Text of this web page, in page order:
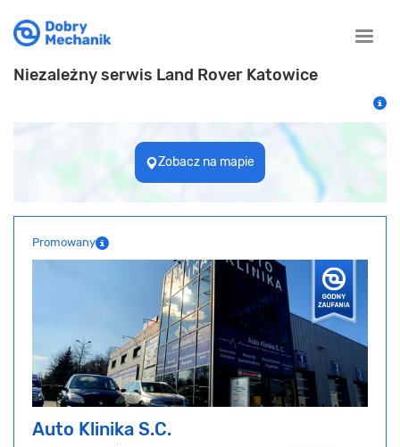
Toggle
Niezależny serwis Land Rover Katowice
Zobacz na mapie
Promowany
Auto Klinika S.C.